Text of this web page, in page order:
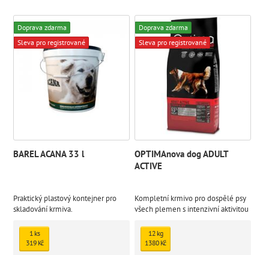
Doprava zdarma
Sleva pro registrované
BAREL ACANA 33 l
Praktický plastový kontejner pro
skladování krmiva.
1 ks
319 Kč
Doprava zdarma
Sleva pro registrované
OPTIMAnova dog ADULT
ACTIVE
Kompletní krmivo pro dospělé psy
všech plemen s intenzivní aktivitou
12 kg
1380 Kč